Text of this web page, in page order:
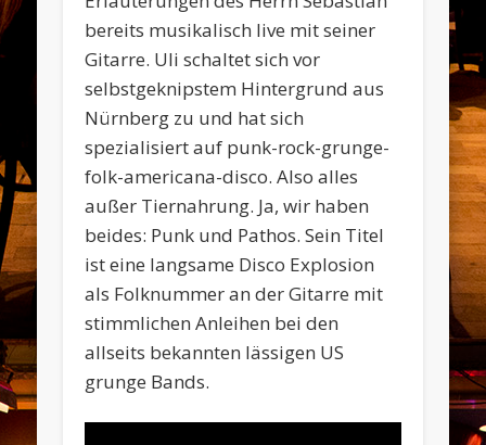
bereits musikalisch live mit seiner
Gitarre. Uli schaltet sich vor
selbstgeknipstem Hintergrund aus
Nürnberg zu und hat sich
spezialisiert auf punk-rock-grunge-
folk-americana-disco. Also alles
außer Tiernahrung. Ja, wir haben
beides: Punk und Pathos. Sein Titel
ist eine langsame Disco Explosion
als Folknummer an der Gitarre mit
stimmlichen Anleihen bei den
allseits bekannten lässigen US
grunge Bands.